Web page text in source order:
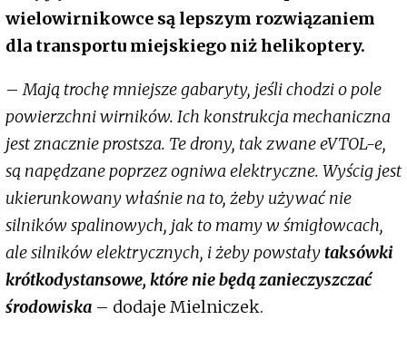
wielowirnikowce są lepszym rozwiązaniem
dla transportu miejskiego niż helikoptery.
–Mają trochę mniejsze gabaryty, jeśli chodzi o pole
powierzchni wirników. Ich konstrukcja mechaniczna
jest znacznie prostsza. Te drony, tak zwane eVTOL-e,
są napędzane poprzez ogniwa elektryczne. Wyścig jest
ukierunkowany właśnie na to, żeby używać nie
silników spalinowych, jak to mamy w śmigłowcach,
ale silników elektrycznych, i żeby powstałytaksówki
krótkodystansowe, które nie będą zanieczyszczać
środowiska – dodaje Mielniczek.